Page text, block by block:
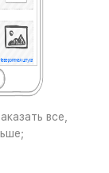
все,